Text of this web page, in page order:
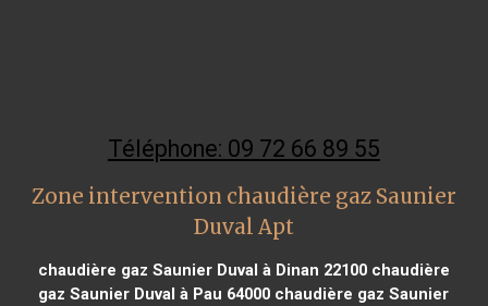
Téléphone: 09 72 66 89 55
Zone intervention chaudière gaz Saunier
Duval Apt
chaudière gaz Saunier Duval à Dinan 22100chaudière
gaz Saunier Duval à Pau 64000 chaudière gaz Saunier